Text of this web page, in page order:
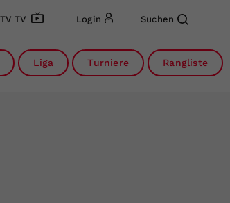
TV Login Suchen
Liga Turniere Rangliste